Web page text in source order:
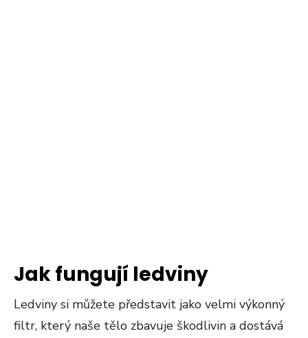
Jak fungují ledviny
Ledviny si můžete představit jako velmi výkonný
filtr, který naše tělo zbavuje škodlivin a dostává